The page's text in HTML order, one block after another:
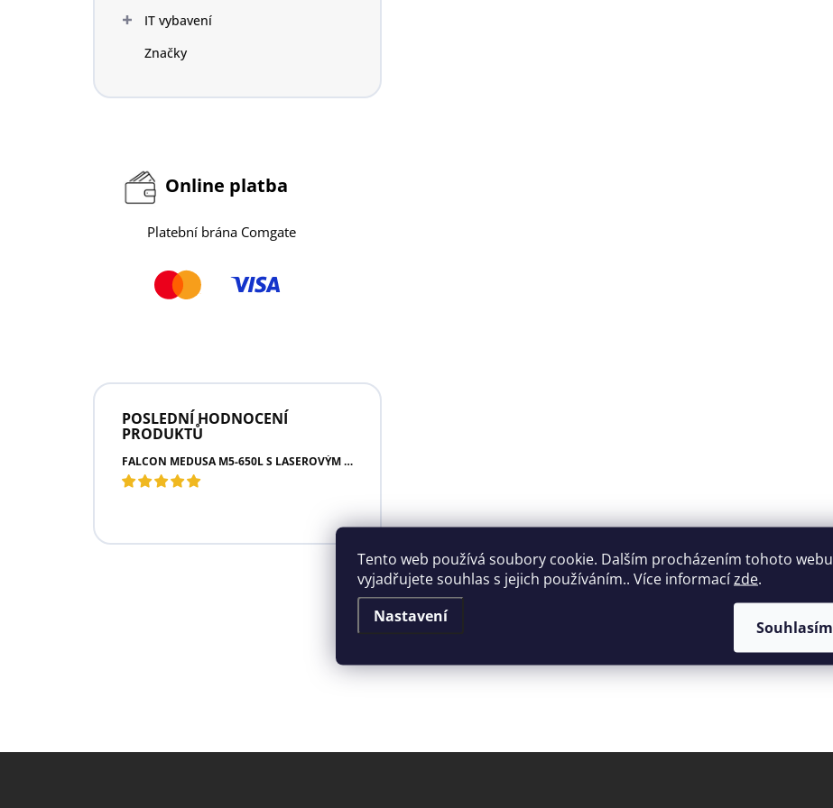
Tento web používá soubory cookie. Dalším procházením tohoto webu
vyjadřujete souhlas s jejich používáním.. Více informacízde.
Nastavení
Souhlasím
n
IT vybavení
Značky
Online platba
Platební brána Comgate
POSLEDNÍ HODNOCENÍ
PRODUKTŮ
FALCON MEDUSA M5-650L S LASEROVÝM DÁLKOMĚREM